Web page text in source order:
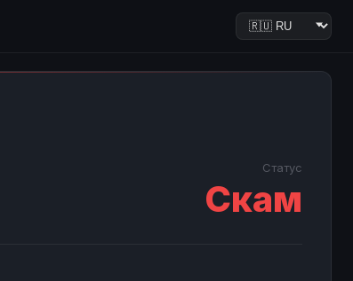
Статус
Скам